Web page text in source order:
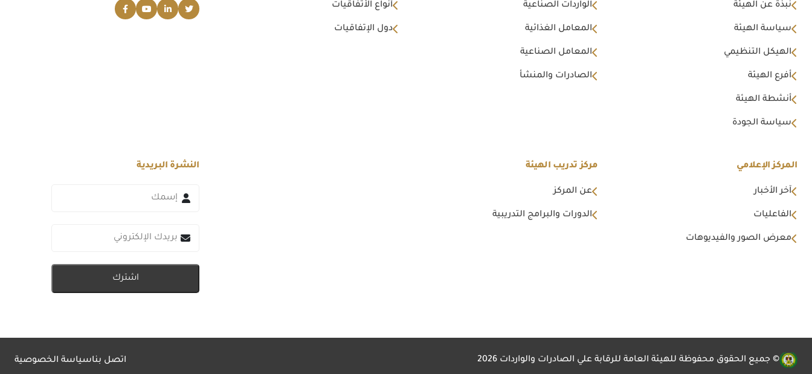
نبذة عن الهيئة
سياسة الهيئة
الهيكل التنظيمي
أفرع الهيئة
أنشطة الهيئة
سياسة الجودة
الواردات الصناعية
المعامل الغذائية
المعامل الصناعية
الصادرات والمنشأ
أنواع الأتفاقيات
دول الإتفاقيات
المركز الإعلامي
آخر الأخبار
الفاعليات
معرض الصور والفيديوهات
مركز تدريب الهيئة
عن المركز
الدورات والبرامج التدريبية
النشرة البريدية
اشترك
© جميع الحقوق محفوظة للهيئة العامة للرقابة علي الصادرات والواردات 2026 اتصل بناسياسة الخصوصية